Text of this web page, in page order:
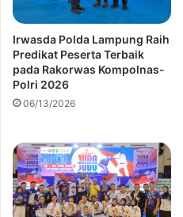
Irwasda Polda Lampung Raih
Predikat Peserta Terbaik
pada Rakorwas Kompolnas-
Polri 2026
06/13/2026